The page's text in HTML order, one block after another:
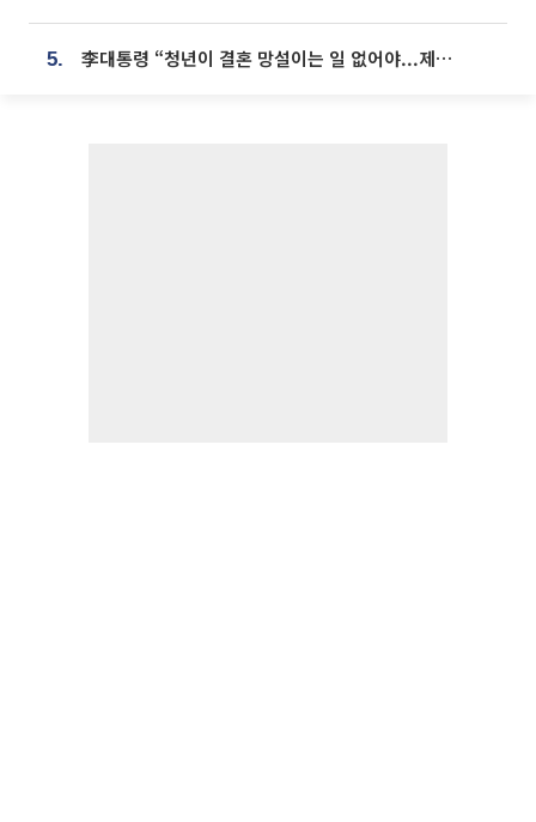
5. 李대통령 “청년이 결혼 망설이는 일 없어야...제도상 불이익 조사”